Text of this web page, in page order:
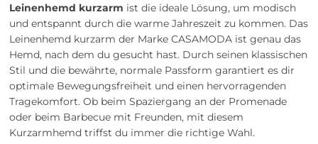
Leinenhemd kurzarm ist die ideale Lösung, um modisch
und entspannt durch die warme Jahreszeit zu kommen. Das
Leinenhemd kurzarm der Marke CASAMODA ist genau das
Hemd, nach dem du gesucht hast. Durch seinen klassischen
Stil und die bewährte, normale Passform garantiert es dir
optimale Bewegungsfreiheit und einen hervorragenden
Tragekomfort. Ob beim Spaziergang an der Promenade
oder beim Barbecue mit Freunden, mit diesem
Kurzarmhemd triffst du immer die richtige Wahl.